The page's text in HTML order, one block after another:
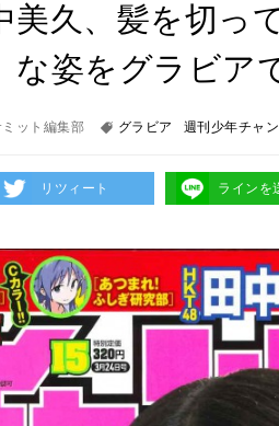
美久、髪を切っ
な姿をグラビア
ット編集部 グラビア 週刊少年チャ
リツィート ラインを